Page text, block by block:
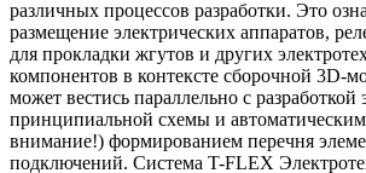
различных процессов разработки. Это
размещение электрических аппаратов,
для прокладки жгутов и других
компонентов в контексте сборочной 3D-
может вестись параллельно с разработкой
принципиальной схемы и автоматическим
внимание!) формированием перечня
подключений. Система T-FLEX